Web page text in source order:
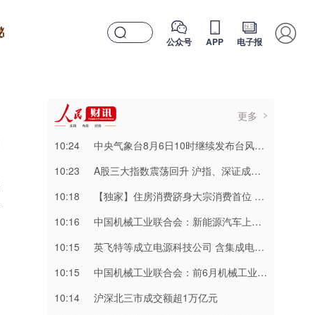
公众号 APP 电子报
更多
10:24
中央气象台8月6日10时继续发布台风蓝色预警
10:23
A股三大指数震荡回升 沪指、深证成指转涨
10:18
【独家】住房消费跻身大宗消费首位 多个热点城市正研究出台住房消费提振举措
10:16
中国机械工业联合会：新能源汽车上半年渗透率达49.6%
10:15
英飞特等成立电源科技公司 含集成电路业务
10:15
中国机械工业联合会：前6月机械工业贸易顺差超4200亿美元，同比增长27.4%
10:14
​沪深北三市成交额超1万亿元